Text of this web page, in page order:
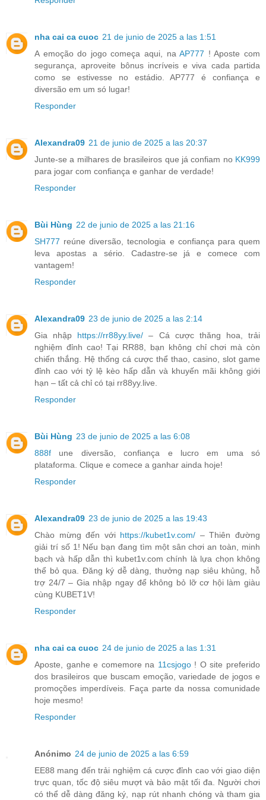
nha cai ca cuoc 21 de junio de 2025 a las 1:51
A emoção do jogo começa aqui, naAP777 ! Aposte com
segurança, aproveite bônus incríveis e viva cada partida
como se estivesse no estádio. AP777 é confiança e
diversão em um só lugar!
Responder
Alexandra09 21 de junio de 2025 a las 20:37
Junte-se a milhares de brasileiros que já confiam no KK999
para jogar com confiança e ganhar de verdade!
Responder
Bùi Hùng 22 de junio de 2025 a las 21:16
SH777 reúne diversão, tecnologia e confiança para quem
leva apostas a sério. Cadastre-se já e comece com
vantagem!
Responder
Alexandra09 23 de junio de 2025 a las 2:14
Gia nhập https://rr88yy.live/ – Cá cược thăng hoa, trải
nghiệm đỉnh cao! Tại RR88, bạn không chỉ chơi mà còn
chiến thắng. Hệ thống cá cược thể thao, casino, slot game
đỉnh cao với tỷ lệ kèo hấp dẫn và khuyến mãi không giới
hạn – tất cả chỉ có tại rr88yy.live.
Responder
Bùi Hùng 23 de junio de 2025 a las 6:08
888f une diversão, confiança e lucro em uma só
plataforma. Clique e comece a ganhar ainda hoje!
Responder
Alexandra09 23 de junio de 2025 a las 19:43
Chào mừng đến với https://kubet1v.com/ – Thiên đường
giải trí số 1! Nếu bạn đang tìm một sân chơi an toàn, minh
bạch và hấp dẫn thì kubet1v.com chính là lựa chọn không
thể bỏ qua. Đăng ký dễ dàng, thưởng nạp siêu khủng, hỗ
trợ 24/7 – Gia nhập ngay để không bỏ lỡ cơ hội làm giàu
cùng KUBET1V!
Responder
nha cai ca cuoc 24 de junio de 2025 a las 1:31
Aposte, ganhe e comemore na 11csjogo! O site preferido
dos brasileiros que buscam emoção, variedade de jogos e
promoções imperdíveis. Faça parte da nossa comunidade
hoje mesmo!
Responder
Anónimo 24 de junio de 2025 a las 6:59
EE88 mang đến trải nghiệm cá cược đỉnh cao với giao diện
trực quan, tốc độ siêu mượt và bảo mật tối đa. Người chơi
có thể dễ dàng đăng ký, nạp rút nhanh chóng và tham gia